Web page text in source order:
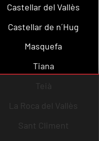
Castellar del Vallès
Castellar de n´Hug
Masquefa
Tiana
Teià
La Roca del Vallès
Sant Climent